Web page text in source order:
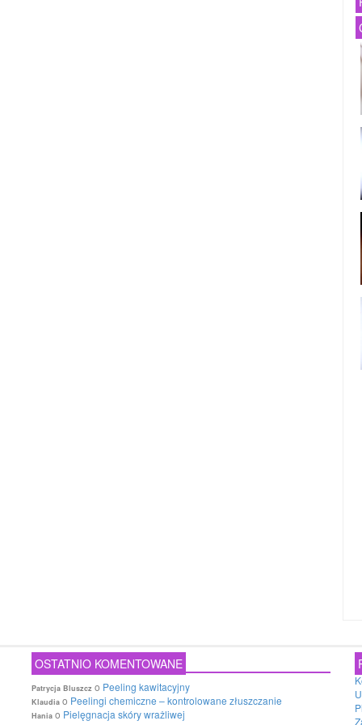
OSTATNIO KOMENTOWANE
Patrycja Bluszcz o Peeling kawitacyjny
Klaudia o Peelingi chemiczne – kontrolowane złuszczanie
Hania o Pielęgnacja skóry wrażliwej